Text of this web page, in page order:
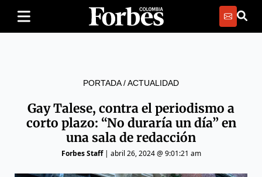
PORTADA/ACTUALIDAD
Gay Talese, contra el periodismo a
corto plazo: “No duraría un día” en
una sala de redacción
Forbes Staff| abril 26, 2024 @ 9:01:21 am